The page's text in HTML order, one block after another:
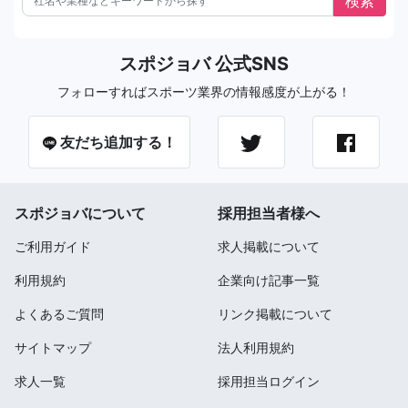
スポジョバ 公式SNS
フォローすればスポーツ業界の情報感度が上がる！
友だち追加する！
スポジョバについて
ご利用ガイド
利用規約
よくあるご質問
サイトマップ
求人一覧
採用担当者様へ
求人掲載について
企業向け記事一覧
リンク掲載について
法人利用規約
採用担当ログイン